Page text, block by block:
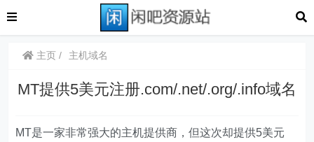
主页 主机域名
MT提供5美元注册.com/.net/.org/.info域名
MT是一家非常强大的主机提供商，但这次却提供5美元